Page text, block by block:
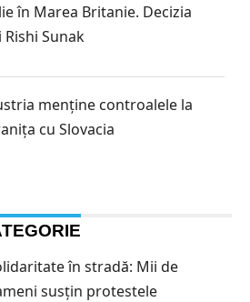
în Marea Britanie. Decizia
Rishi Sunak
menține controalele la
cu Slovacia
în stradă: Mii de
susțin protestele